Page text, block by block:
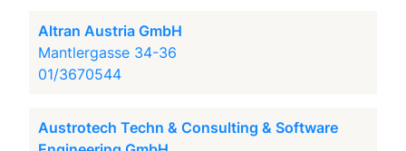
Altran Austria GmbH
Mantlergasse 34-36
01/3670544
Austrotech Techn & Consulting & Software